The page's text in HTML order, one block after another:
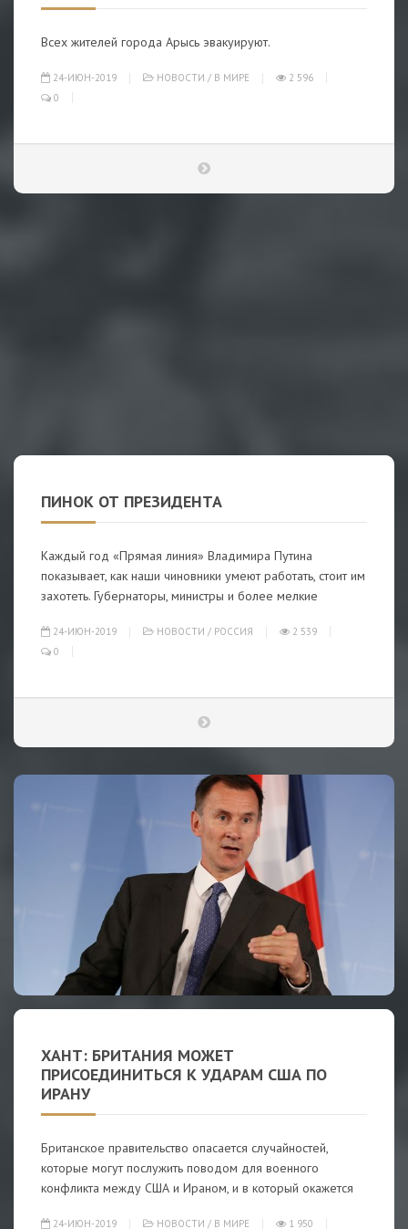
Всех жителей города Арысь эвакуируют.
24-ИЮН-2019 НОВОСТИ / В МИРЕ
2 596
0
ПИНОК ОТ ПРЕЗИДЕНТА
Каждый год «Прямая линия» Владимира Путина
показывает, как наши чиновники умеют работать, стоит им
захотеть. Губернаторы, министры и более мелкие
24-ИЮН-2019 НОВОСТИ / РОССИЯ
2 539
0
ХАНТ: БРИТАНИЯ МОЖЕТ
ПРИСОЕДИНИТЬСЯ К УДАРАМ США ПО
ИРАНУ
Британское правительство опасается случайностей,
которые могут послужить поводом для военного
конфликта между США и Ираном, и в который окажется
24-ИЮН-2019 НОВОСТИ / В МИРЕ 1 950